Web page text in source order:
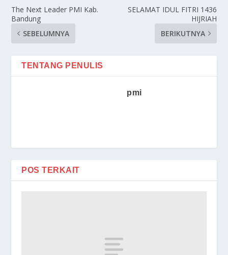
The Next Leader PMI Kab.
Bandung
SEBELUMNYA
SELAMAT IDUL FITRI 1436
HIJRIAH
BERIKUTNYA
TENTANG PENULIS
pmi
POS TERKAIT